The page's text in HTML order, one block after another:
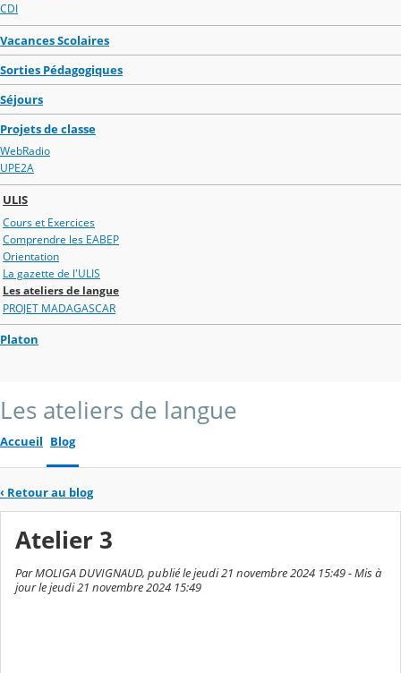
CDI
Vacances Scolaires
Sorties Pédagogiques
Séjours
Projets de classe
WebRadio
UPE2A
ULIS
Cours et Exercices
Comprendre les EABEP
Orientation
La gazette de l'ULIS
Les ateliers de langue
PROJET MADAGASCAR
Platon
Les ateliers de langue
Accueil Blog
‹ Retour au blog
Atelier 3
Par MOLIGA DUVIGNAUD, publié le jeudi 21 novembre 2024 15:49 - Mis à
jour le jeudi 21 novembre 2024 15:49